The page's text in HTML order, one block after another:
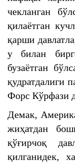
чекланган
қилаётган
қарши
у билан
бузаётган
қудратдалиги
Форс Кўрфази
Демак,
жиҳатдан
қўғирчоқ
қилганидек,